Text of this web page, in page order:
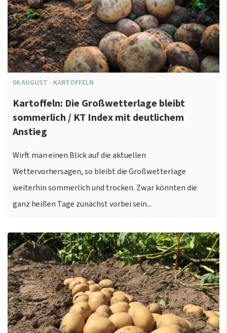
06AUGUST - KARTOFFELN
Kartoffeln: Die Großwetterlage bleibt
sommerlich / KT Index mit deutlichem
Anstieg
Wirft man einen Blick auf die aktuellen
Wettervorhersagen, so bleibt die Großwetterlage
weiterhin sommerlich und trocken. Zwar könnten die
ganz heißen Tage zunächst vorbei sein...